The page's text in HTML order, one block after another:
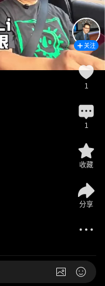
关注
1
1
收藏
分享